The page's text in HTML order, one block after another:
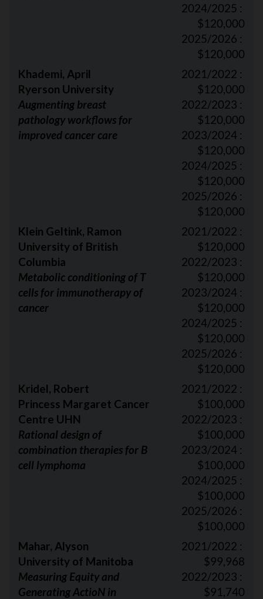
2024/2025 :
$120,000
2025/2026 :
$120,000
Khademi, April
Ryerson University
Augmenting breast
pathology workflows for
improved cancer care
2021/2022 :
$120,000
2022/2023 :
$120,000
2023/2024 :
$120,000
2024/2025 :
$120,000
2025/2026 :
$120,000
Klein Geltink, Ramon
University of British
Columbia
Metabolic conditioning of T
cells for immunotherapy of
cancer
2021/2022 :
$120,000
2022/2023 :
$120,000
2023/2024 :
$120,000
2024/2025 :
$120,000
2025/2026 :
$120,000
Kridel, Robert
Princess Margaret Cancer
Centre UHN
Rational design of
combination therapies for B
cell lymphoma
2021/2022 :
$100,000
2022/2023 :
$100,000
2023/2024 :
$100,000
2024/2025 :
$100,000
2025/2026 :
$100,000
Mahar, Alyson
University of Manitoba
Measuring Equity and
Generating ActioN in
2021/2022 :
$99,968
2022/2023 :
$91,740